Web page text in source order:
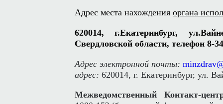
Адрес места нахождения органа
620014, г.Екатеринбург,
Свердловской области, телефон 8-
Адрес электронной почты:
адрес: 620014, г. Екатеринбург, ул.
Межведомственный Контакт-